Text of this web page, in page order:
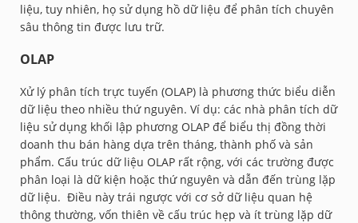
liệu, tuy nhiên, họ sử dụng hồ dữ liệu để phân tích chuyên
sâu thông tin được lưu trữ.
OLAP
Xử lý phân tích trực tuyến (OLAP) là phương thức biểu diễn
dữ liệu theo nhiều thứ nguyên. Ví dụ: các nhà phân tích dữ
liệu sử dụng khối lập phương OLAP để biểu thị đồng thời
doanh thu bán hàng dựa trên tháng, thành phố và sản
phẩm. Cấu trúc dữ liệu OLAP rất rộng, với các trường được
phân loại là dữ kiện hoặc thứ nguyên và dẫn đến trùng lặp
dữ liệu. Điều này trái ngược với cơ sở dữ liệu quan hệ
thông thường, vốn thiên về cấu trúc hẹp và ít trùng lặp dữ